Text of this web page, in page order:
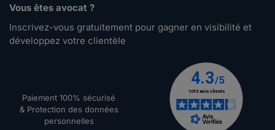
Vous êtes avocat ?
Inscrivez-vous gratuitement pour gagner en visibilité et
développez votre clientèle
Paiement 100% sécurisé
& Protection des données
personnelles